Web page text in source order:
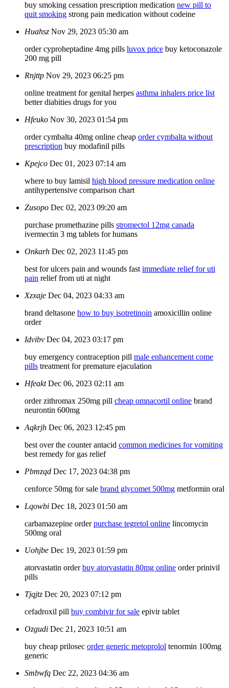
buy smoking cessation prescription medication new pill to
quit smoking strong pain medication without codeine
Huahsz Nov 29, 2023 05:30 am
order cyproheptadine 4mg pills luvox price buy ketoconazole
200 mg pill
Rnjttp Nov 29, 2023 06:25 pm
online treatment for genital herpes asthma inhalers price list
better diabities drugs for you
Hfeuko Nov 30, 2023 01:54 pm
order cymbalta 40mg online cheap order cymbalta without
prescription buy modafinil pills
Kpejco Dec 01, 2023 07:14 am
where to buy lamisil high blood pressure medication online
antihypertensive comparison chart
Zusopo Dec 02, 2023 09:20 am
purchase promethazine pills stromectol 12mg canada
ivermectin 3 mg tablets for humans
Onkarh Dec 02, 2023 11:45 pm
best for ulcers pain and wounds fast immediate relief for uti
pain relief from uti at night
Xzxaje Dec 04, 2023 04:33 am
brand deltasone how to buy isotretinoin amoxicillin online
order
Idvibv Dec 04, 2023 03:17 pm
buy emergency contraception pill male enhancement come
pills treatment for premature ejaculation
Hfeakt Dec 06, 2023 02:11 am
order zithromax 250mg pill cheap omnacortil online brand
neurontin 600mg
Aqkrjh Dec 06, 2023 12:45 pm
best over the counter antacid common medicines for vomiting
best remedy for gas relief
Pbmzqd Dec 17, 2023 04:38 pm
cenforce 50mg for sale brand glycomet 500mg metformin oral
Lqowbi Dec 18, 2023 01:50 am
carbamazepine orderpurchase tegretol online lincomycin
500mg oral
Uohjbe Dec 19, 2023 01:59 pm
atorvastatin orderbuy atorvastatin 80mg online order prinivil
pills
Tjqjtz Dec 20, 2023 07:12 pm
cefadroxil pill buy combivir for sale epivir tablet
Ozgudi Dec 21, 2023 10:51 am
buy cheap prilosec order generic metoprolol tenormin 100mg
generic
Smbwfq Dec 22, 2023 04:36 am